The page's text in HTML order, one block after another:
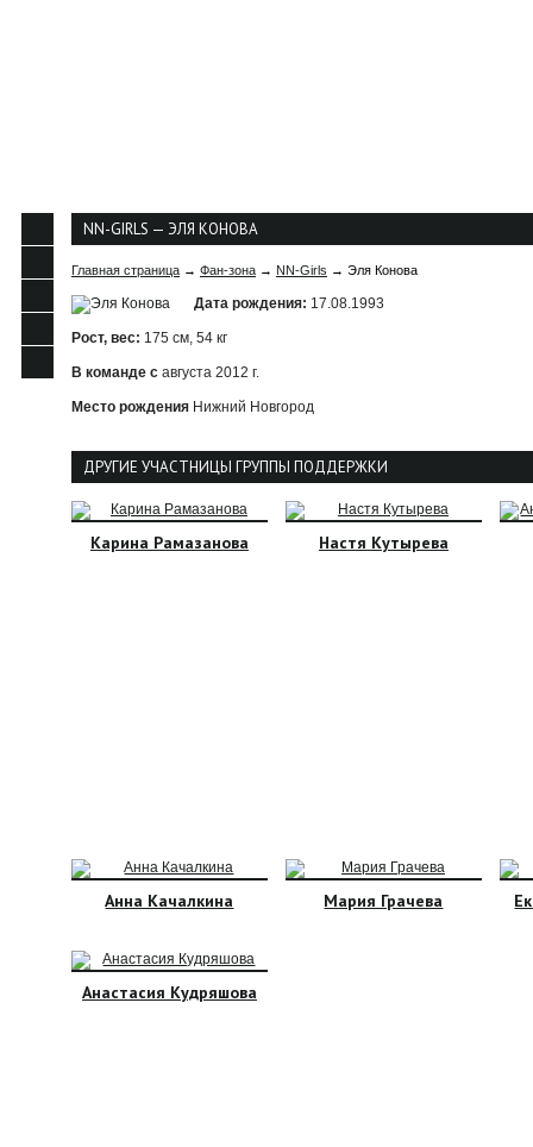
NN-GIRLS — ЭЛЯ КОНОВА
Главная страница → Фан-зона → NN-Girls → Эля Конова
Дата рождения: 17.08.1993
Рост, вес: 175 см, 54 кг
В команде с августа 2012 г.
Место рождения Нижний Новгород
ДРУГИЕ УЧАСТНИЦЫ ГРУППЫ ПОДДЕРЖКИ
Карина Рамазанова Настя Кутырева
Анна Качалкина Мария Грачева
Анастасия Кудряшова